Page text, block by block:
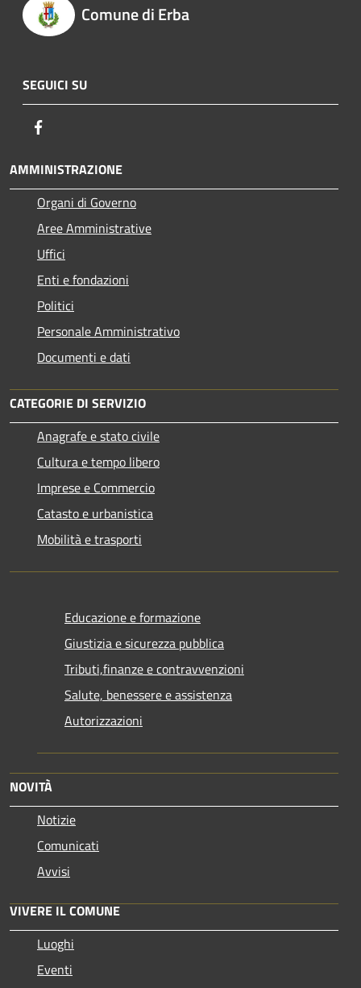
Comune di Erba
SEGUICI SU
AMMINISTRAZIONE
Organi di Governo
Aree Amministrative
Uffici
Enti e fondazioni
Politici
Personale Amministrativo
Documenti e dati
CATEGORIE DI SERVIZIO
Anagrafe e stato civile
Cultura e tempo libero
Imprese e Commercio
Catasto e urbanistica
Mobilità e trasporti
Educazione e formazione
Giustizia e sicurezza pubblica
Tributi,finanze e contravvenzioni
Salute, benessere e assistenza
Autorizzazioni
NOVITÀ
Notizie
Comunicati
Avvisi
VIVERE IL COMUNE
Luoghi
Eventi